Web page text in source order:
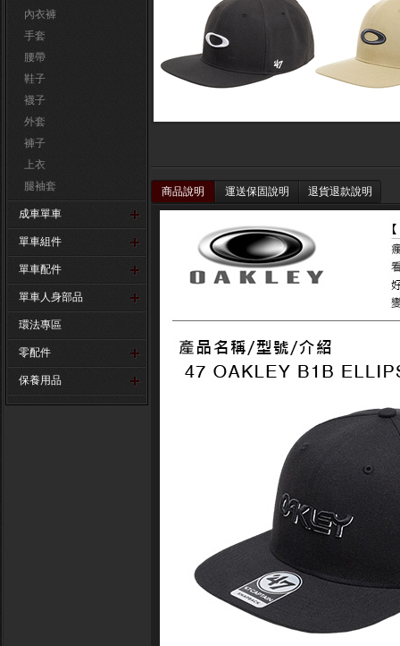
內衣褲
手套
腰帶
鞋子
襪子
外套
褲子
上衣
腿袖套
成車單車
單車組件
單車配件
單車人身部品
環法專區
零配件
保養用品
商品說明 運送保固說明 退貨退款說明